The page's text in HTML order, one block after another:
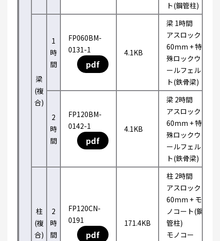
ト(鋼管柱)
梁
(複
合)
1
時
間
FP060BM-
0131-1
pdf
4.1KB
梁 1時間
アスロック
60mm + 特
殊ロックウ
ールフェル
ト(鉄骨梁)
2
時
間
FP120BM-
0142-1
pdf
4.1KB
梁 2時間
アスロック
60mm + 特
殊ロックウ
ールフェル
ト(鉄骨梁)
柱
(複
合)
2
時
間
FP120CN-
0191
pdf
171.4KB
柱 2時間
アスロック
60mm + モ
ノコート(鋼
管柱)
モノコー